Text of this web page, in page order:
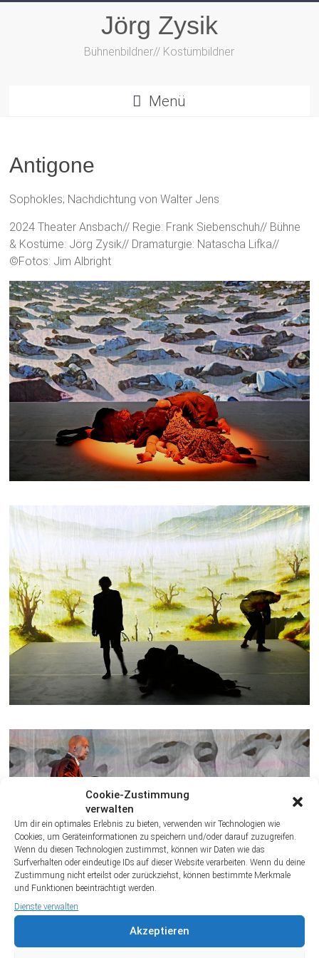
Cookie-Zustimmung
verwalten
Um dir ein optimales Erlebnis zu bieten, verwenden wir Technologien wie
Cookies, um Geräteinformationen zu speichern und/oder darauf zuzugreifen.
Wenn du diesen Technologien zustimmst, können wir Daten wie das
Surfverhalten oder eindeutige IDs auf dieser Website verarbeiten. Wenn du deine
Zustimmung nicht erteilst oder zurückziehst, können bestimmte Merkmale
und Funktionen beeinträchtigt werden.
Dienste verwalten
Akzeptieren
Jörg Zysik
Bühnenbildner// Kostümbildner
Menü
Antigone
Sophokles; Nachdichtung von Walter Jens
2024 Theater Ansbach// Regie: Frank Siebenschuh// Bühne
& Kostüme: Jörg Zysik// Dramaturgie: Natascha Lifka//
©Fotos: Jim Albright